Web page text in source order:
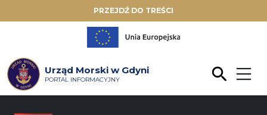
PRZEJDŹ DO TREŚCI
Urząd Morski w Gdyni
PORTAL INFORMACYJNY